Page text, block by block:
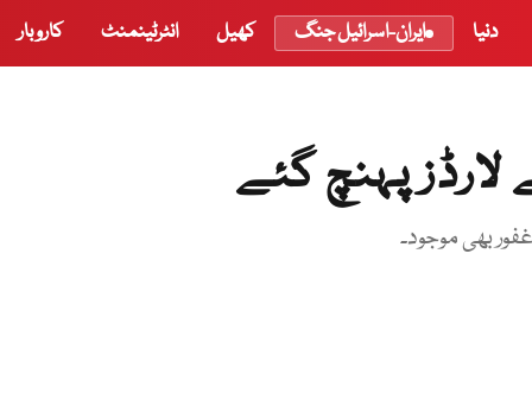
دنیا ایران-اسرائیل جنگ کھیل انٹرٹینمنٹ کاروبار
پہنچ گئے
بھی موجود۔